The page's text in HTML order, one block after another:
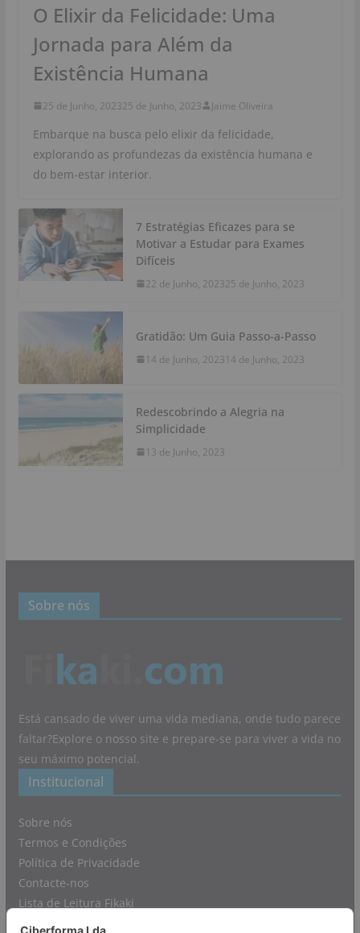
O Elixir da Felicidade: Uma
Jornada para Além da
Existência Humana
25 de Junho, 202325 de Junho, 2023 Jaime Oliveira
Embarque na busca pelo elixir da felicidade,
explorando as profundezas da existência humana e
do bem-estar interior.
7 Estratégias Eficazes para se
Motivar a Estudar para Exames
Difíceis
22 de Junho, 202325 de Junho, 2023
Gratidão: Um Guia Passo-a-Passo
14 de Junho, 2023 14 de Junho, 2023
Redescobrindo a Alegria na
Simplicidade
13 de Junho, 2023
Sobre nós
Está cansado de viver uma vida mediana, onde tudo parece
faltar?Explore o nosso site e prepare-se para viver a vida no
seu máximo potencial.
Institucional
Sobre nós
Termos e Condições
Política de Privacidade
Contacte-nos
Lista de Leitura Fikaki
Afiliações